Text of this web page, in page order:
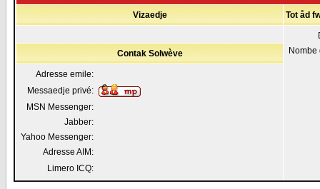
Vizaedje Tot åd
Contak Solwève
Adresse emile:
Messaedje privé:
MSN Messenger:
Jabber:
Yahoo Messenger:
Adresse AIM:
Limero ICQ: